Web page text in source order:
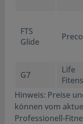
FTS
Glide
G7
Life
Hinweis: Preise
können vom
Professionell-